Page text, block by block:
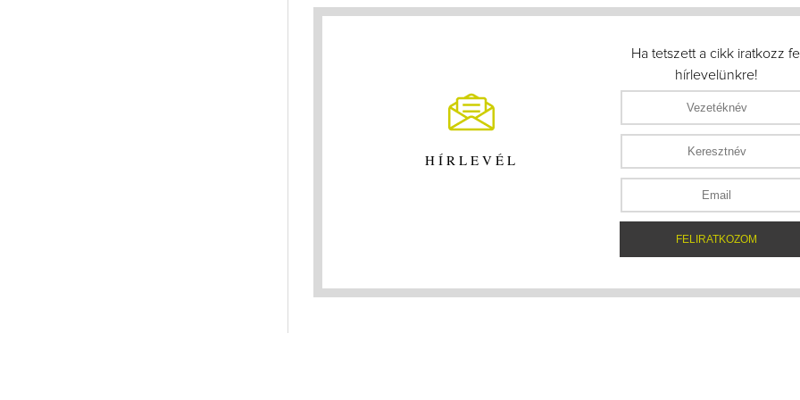
HÍRLEVÉL
Ha tetszett a cikk iratkozz
hírlevelünkre!